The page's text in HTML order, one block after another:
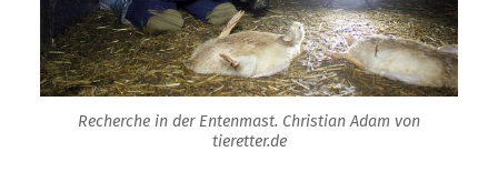
Recherche in der Entenmast. Christian Adam von
tieretter.de